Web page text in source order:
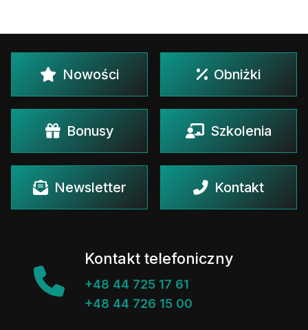
Nowości Obniżki
Bonusy Szkolenia
Newsletter Kontakt
Kontakt telefoniczny
+48 44 725 17 61
+48 44 726 15 00